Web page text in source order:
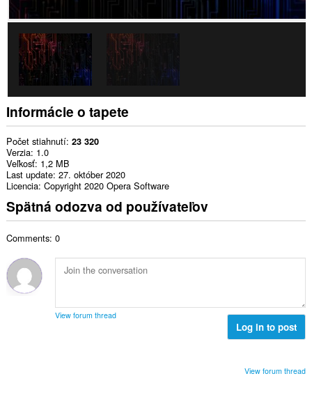
Informácie o tapete
Počet stiahnutí 23 320
Verzia 1.0
Veľkosť 1,2 MB
Last update 27. október 2020
Licencia Copyright 2020 Opera Software
Spätná odozva od používateľov
Comments: 0
View forum thread
Log in to post
View forum thread